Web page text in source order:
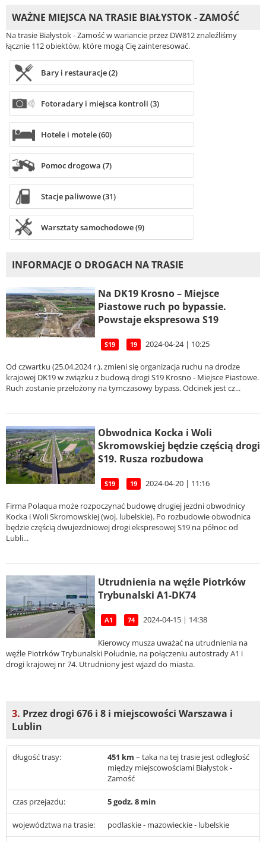
WAŻNE MIEJSCA NA TRASIE BIAŁYSTOK - ZAMOŚĆ
Na trasie Białystok - Zamość w wariancie przez DW812 znaleźliśmy
łącznie 112 obiektów, które mogą Cię zainteresować.
Bary i restauracje (2)
Fotoradary i miejsca kontroli (3)
Hotele i motele (60)
Pomoc drogowa (7)
Stacje paliwowe (31)
Warsztaty samochodowe (9)
INFORMACJE O DROGACH NA TRASIE
Na DK19 Krosno – Miejsce
Piastowe ruch po bypassie.
Powstaje ekspresowa S19
S19 19 2024-04-24 | 10:25
Od czwartku (25.04.2024 r.), zmieni się organizacja ruchu na drodze
krajowej DK19 w związku z budową drogi S19 Krosno - Miejsce Piastowe.
Ruch zostanie przełożony na tymczasowy bypass. Odcinek jest cz...
Obwodnica Kocka i Woli
Skromowskiej będzie częścią drogi
S19. Rusza rozbudowa
S19 19 2024-04-20 | 11:16
Firma Polaqua może rozpoczynać budowę drugiej jezdni obwodnicy
Kocka i Woli Skromowskiej (woj. lubelskie). Po rozbudowie obwodnica
będzie częścią dwujezdniowej drogi ekspresowej S19 na północ od
Lubli...
Utrudnienia na węźle Piotrków
Trybunalski A1-DK74
A1 74 2024-04-15 | 14:38
Kierowcy musza uważać na utrudnienia na
węźle Piotrków Trybunalski Południe, na połączeniu autostrady A1 i
drogi krajowej nr 74. Utrudniony jest wjazd do miasta.
3. Przez drogi 676 i 8 i miejscowości Warszawa i
Lublin
długość trasy: 451 km – taka na tej trasie jest odległość
między miejscowościami Białystok -
Zamość
czas przejazdu: 5 godz. 8 min
województwa na trasie: podlaskie - mazowieckie - lubelskie